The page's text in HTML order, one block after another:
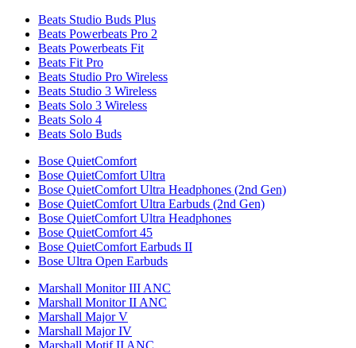
Beats Studio Buds Plus
Beats Powerbeats Pro 2
Beats Powerbeats Fit
Beats Fit Pro
Beats Studio Pro Wireless
Beats Studio 3 Wireless
Beats Solo 3 Wireless
Beats Solo 4
Beats Solo Buds
Bose QuietComfort
Bose QuietComfort Ultra
Bose QuietComfort Ultra Headphones (2nd Gen)
Bose QuietComfort Ultra Earbuds (2nd Gen)
Bose QuietComfort Ultra Headphones
Bose QuietComfort 45
Bose QuietComfort Earbuds II
Bose Ultra Open Earbuds
Marshall Monitor III ANC
Marshall Monitor II ANC
Marshall Major V
Marshall Major IV
Marshall Motif II ANC